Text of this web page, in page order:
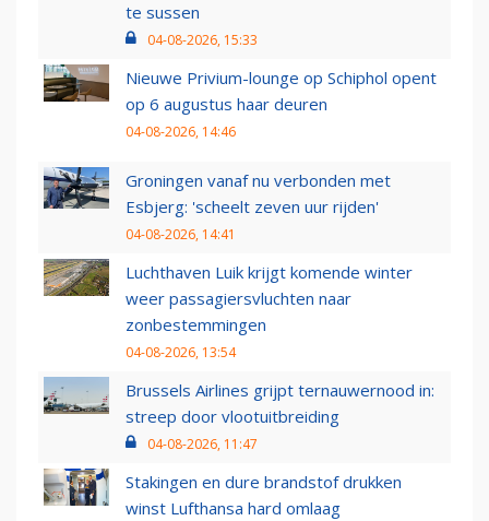
te sussen
04-08-2026, 15:33
Nieuwe Privium-lounge op Schiphol opent
op 6 augustus haar deuren
04-08-2026, 14:46
Groningen vanaf nu verbonden met
Esbjerg: 'scheelt zeven uur rijden'
04-08-2026, 14:41
Luchthaven Luik krijgt komende winter
weer passagiersvluchten naar
zonbestemmingen
04-08-2026, 13:54
Brussels Airlines grijpt ternauwernood in:
streep door vlootuitbreiding
04-08-2026, 11:47
Stakingen en dure brandstof drukken
winst Lufthansa hard omlaag